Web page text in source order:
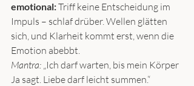
emotional: Triff keine Entscheidung im
Impuls – schlaf drüber. Wellen glätten
sich, und Klarheit kommt erst, wenn die
Emotion abebbt.
Mantra: „Ich darf warten, bis mein Körper
Ja sagt. Liebe darf leicht summen.“